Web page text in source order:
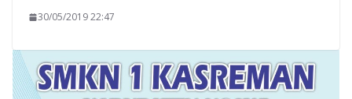
30/05/2019 22:47